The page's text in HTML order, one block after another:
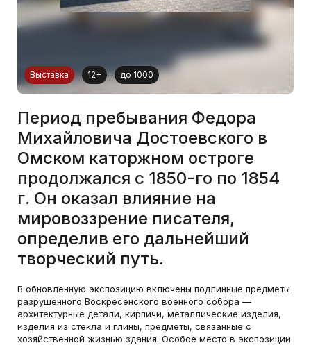
Выставка 12+ до 1000
Период пребывания Федора
Михайловича Достоевского в
Омском каторжном остроге
продолжался с 1850-го по 1854
г. Он оказал влияние на
мировоззрение писателя,
определив его дальнейший
творческий путь.
В обновленную экспозицию включены подлинные предметы
разрушенного Воскресенского военного собора —
архитектурные детали, кирпичи, металлические изделия,
изделия из стекла и глины, предметы, связанные с
хозяйственной жизнью здания. Особое место в экспозиции